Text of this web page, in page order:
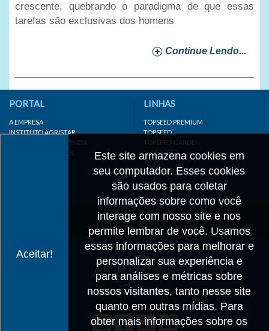
crescente, quebrando o paradigma de que essas
tarefas são exclusivas dos homens
Continue Lendo...
Aceitar!
Este site armazena cookies em
seu computador. Esses cookies
são usados para coletar
informações sobre como você
interage com nosso site e nos
permite lembrar de você. Usamos
essas informações para melhorar e
personalizar sua experiência e
para análises e métricas sobre
nossos visitantes, tanto nesse site
quanto em outras mídias. Para
obter mais informações sobre os
PORTAL
A EMPRESA
INSTITUTO AGRISTAR
DISTRIBUIDOR/REVENDA
LINKS IMPORTANTES
LINHAS
TOPSEED PREMIUM
TOPSEED
TOPSEED GARDEN
SUPERSEED
ATENDIMENTO
CADASTRO
TRABALHE CONOSCO